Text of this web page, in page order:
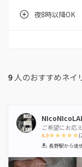
夜8時以降OK
9 人のおすすめネイ
ご希望にお応
4.9
1 2 3 4 5
(
長野駅から徒